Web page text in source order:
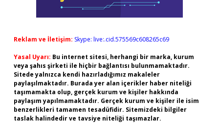
Reklam ve İletişim: Skype: live:.cid.575569c608265c69
Yasal Uyarı: Bu internet sitesi, herhangi bir marka, kurum
veya şahıs şirketi ile hiçbir bağlantısı bulunmamaktadır.
Sitede yalnızca kendi hazırladığımız makaleler
paylaşılmaktadır. Burada yer alan içerikler haber niteliği
taşımamakta olup, gerçek kurum ve kişiler hakkında
paylaşım yapılmamaktadır. Gerçek kurum ve kişiler ile isim
benzerlikleri tamamen tesadüfidir. Sitemizdeki bilgiler
taslak halindedir ve tavsiye niteliği taşımazlar.